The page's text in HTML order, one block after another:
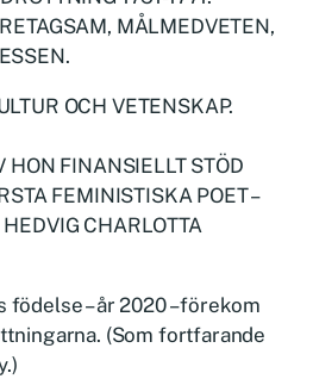
MÅLMEDVETEN,
OCH VETENSKAP.
HON FINANSIELLT STÖD
FEMINISTISKA POET –
CHARLOTTA
– år 2020 – förekom
(Som fortfarande